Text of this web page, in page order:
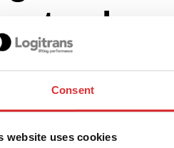
Consent
website uses cookies
salg
25